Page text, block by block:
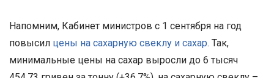
Напомним, Кабинет министров с 1 сентября на год
повысил цены на сахарную свеклу и сахар. Так,
минимальные цены на сахар выросли до 6 тысяч